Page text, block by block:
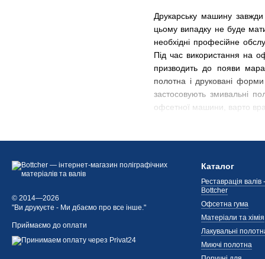
Друкарську машину завжди
цьому випадку не буде
необхідні професійне
Під час використання на
призводить до появи
полотна і друковані
застосовують змивальні
офсетної машини, варто
Komori, Ryobi, KBA, MAN
допоможуть вибрати і
© 2014—2026
"Ви друкуєте - Ми дбаємо про все інше."
Приймаємо до оплати
Каталог
Реставрація валів -
Bottcher
Офсетна гума
Матеріали та хімія
Лакувальні
Миючі полотна